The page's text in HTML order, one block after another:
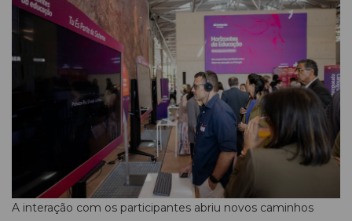
A interação com os participantes abriu novos caminhos